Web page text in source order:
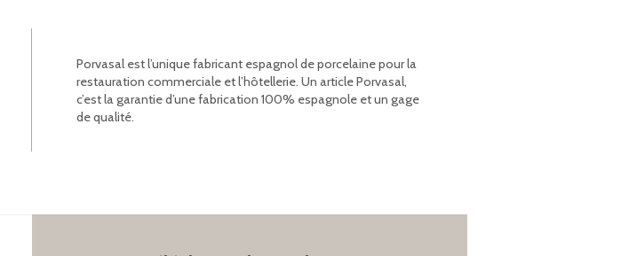
Porvasal est l’unique fabricant espagnol de porcelaine pour la
restauration commerciale et l’hôtellerie. Un article Porvasal,
c’est la garantie d’une fabrication 100% espagnole et un gage
de qualité.